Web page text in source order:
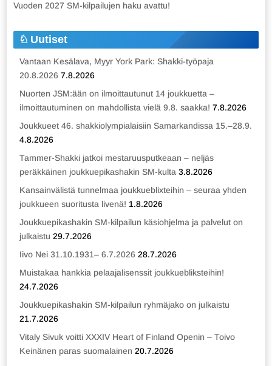
Vuoden 2027 SM-kilpailujen haku avattu!
Uutiset
Vantaan Kesälava, Myyr York Park: Shakki-työpaja
20.8.2026 7.8.2026
Nuorten JSM:ään on ilmoittautunut 14 joukkuetta –
ilmoittautuminen on mahdollista vielä 9.8. saakka! 7.8.2026
Joukkueet 46. shakkiolympialaisiin Samarkandissa 15.–28.9.
4.8.2026
Tammer-Shakki jatkoi mestaruusputkeaan – neljäs
peräkkäinen joukkuepikashakin SM-kulta 3.8.2026
Kansainvälistä tunnelmaa joukkueblixteihin – seuraa yhden
joukkueen suoritusta livenä! 1.8.2026
Joukkuepikashakin SM-kilpailun käsiohjelma ja palvelut on
julkaistu 29.7.2026
Iivo Nei 31.10.1931– 6.7.2026 28.7.2026
Muistakaa hankkia pelaajalisenssit joukkuebliksteihin!
24.7.2026
Joukkuepikashakin SM-kilpailun ryhmäjako on julkaistu
21.7.2026
Vitaly Sivuk voitti XXXIV Heart of Finland Openin – Toivo
Keinänen paras suomalainen 20.7.2026